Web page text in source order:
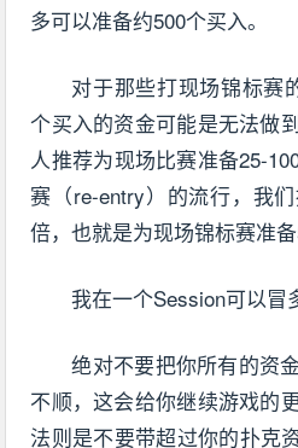
多可以准备约500个买入。
对于那些打现场锦标赛
个买入的资金可能是无法做
人推荐为现场比赛准备25-
赛（re-entry）的流行，我
倍，也就是为现场锦标赛准
我在一个Session可以冒
绝对不要把你所有的资
不顺，这会给你继续游戏的
法则是不要带超过你的扑克